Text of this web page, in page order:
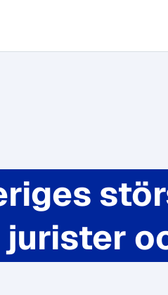
jurister